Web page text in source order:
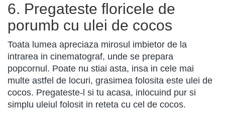
6. Pregateste floricele de
porumb cu ulei de cocos
Toata lumea apreciaza mirosul imbietor de la
intrarea in cinematograf, unde se prepara
popcornul. Poate nu stiai asta, insa in cele mai
multe astfel de locuri, grasimea folosita este ulei de
cocos. Pregateste-l si tu acasa, inlocuind pur si
simplu uleiul folosit in reteta cu cel de cocos.